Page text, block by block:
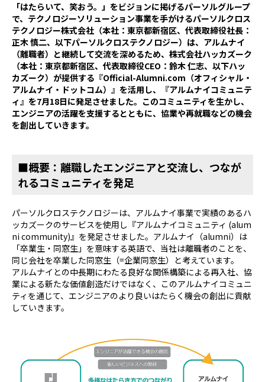
「はたらいて、笑おう。」をビジョンに掲げるパーソルグループ
で、テクノロジーソリューション事業を手がけるパーソルクロス
テクノロジー株式会社（本社：東京都新宿区、代表取締役社長：
正木 慎二、以下パーソルクロステクノロジー）は、アルムナイ
（離職者）と継続して交流を深めるため、株式会社ハッカズーク
（本社：東京都新宿区、代表取締役CEO：鈴木 仁志、以下ハッ
カズーク）が提供する『Official-Alumni.com（オフィシャル・
アルムナイ・ドットコム）』を活用し、『アルムナイコミュニテ
ィ』を7月18日に発足させました。このコミュニティを生かし、
エンジニアの活躍を支援するとともに、協業や再就職などの機会
を創出していきます。
■概要：離職したエンジニアと交流し、つなが
れるコミュニティを発足
パーソルクロステクノロジーは、アルムナイ事業で実績のあるハ
ッカズークのサービスを使用し『アルムナイコミュニティ (alum
ni community)』を発足させました。アルムナイ（alumni）は
「卒業生・同窓生」を意味する英語で、当社は離職者のことを、
同じ会社を卒業した同窓生（=企業同窓生）と考えています。
アルムナイとの中長期にわたる良好な関係構築による再入社、協
業による新たな価値創造だけではなく、このアルムナイコミュニ
ティを通じて、エンジニアのより良いはたらく機会の創出に貢献
していきます。